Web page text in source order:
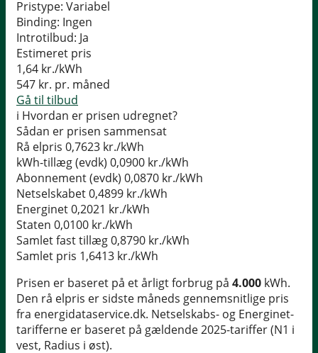
Pristype: Variabel
Binding: Ingen
Introtilbud: Ja
Estimeret pris
1,64 kr./kWh
547 kr. pr. måned
Gå til tilbud
i Hvordan er prisen udregnet?
Sådan er prisen sammensat
Rå elpris 0,7623 kr./kWh
kWh-tillæg (evdk) 0,0900 kr./kWh
Abonnement (evdk) 0,0870 kr./kWh
Netselskabet0,4899 kr./kWh
Energinet0,2021 kr./kWh
Staten 0,0100 kr./kWh
Samlet fast tillæg0,8790 kr./kWh
Samlet pris 1,6413 kr./kWh
Prisen er baseret på et årligt forbrug på 4.000 kWh.
Den rå elpris er sidste måneds gennemsnitlige pris
fra energidataservice.dk. Netselskabs- og Energinet-
tarifferne er baseret på gældende 2025-tariffer (N1 i
vest, Radius i øst).